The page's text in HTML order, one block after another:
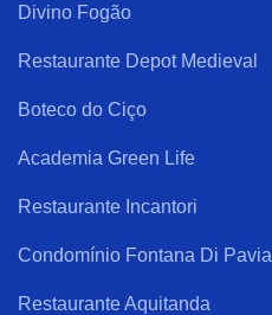
Divino Fogão
Restaurante Depot Medieval
Boteco do Ciço
Academia Green Life
Restaurante Incantori
Condomínio Fontana Di Pavia
Restaurante Aquitanda